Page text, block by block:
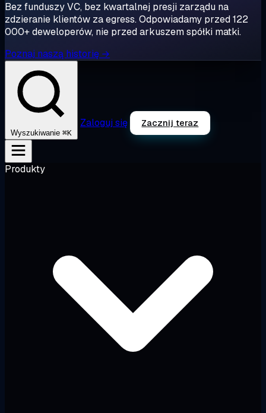
Bez funduszy VC, bez kwartalnej presji zarządu na
zdzieranie klientów za egress. Odpowiadamy przed 122
000+ deweloperów, nie przed arkuszem spółki matki.
Poznaj naszą historię →
Wyszukiwanie ⌘K
Zaloguj się Zacznij teraz
Produkty